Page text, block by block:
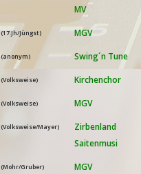
MV
(17.Jh/Jüngst) MGV
(anonym) Swing´n Tune
(Volksweise) Kirchenchor
(Volksweise) MGV
(Volksweise/Mayer)
Zirbenland
Saitenmusi
(Mohr/Gruber) MGV